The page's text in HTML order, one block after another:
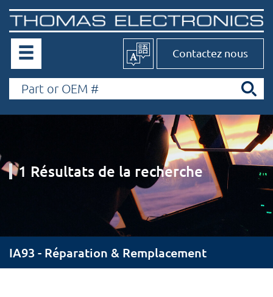
Contactez nous
1 Résultats de la recherche
IA93 - Réparation & Remplacement